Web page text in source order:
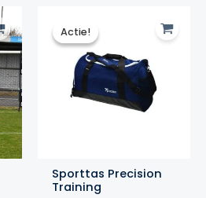
Actie!
Actie!
Sporttas Precision
Training